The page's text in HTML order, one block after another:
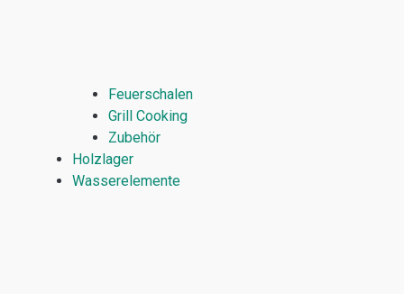
Feuerschalen
Grill Cooking
Zubehör
Holzlager
Wasserelemente